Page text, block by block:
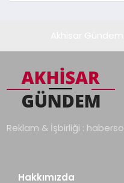
Reklam & İşbirliği :
Hakkımızda